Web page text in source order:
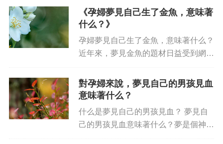
己差點掉水里：含義深遠則屬于象征性
夢。 這類夢通常包含兩個層面的含
《孕婦夢見自己生了金魚，意味著
什么？》
孕婦夢見自己生了金魚，意味著什么？
近年來，夢見金魚的題材日益受到網友
癡迷于夢見金魚的解讀。而關于孕婦夢
見自己生了金魚，意味著什么的提問，
對孕婦來說，夢見自己的男孩見血
意味著什么？
什么是夢見自己的男孩見血？ 夢見自
己的男孩見血意味著什么？夢是個神秘